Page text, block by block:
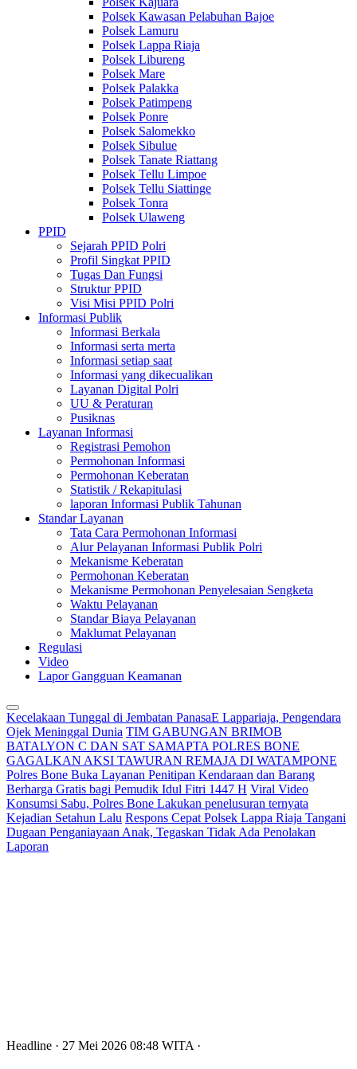
Polsek Kawasan Pelabuhan Bajoe
Polsek Lamuru
Polsek Lappa Riaja
Polsek Libureng
Polsek Mare
Polsek Palakka
Polsek Patimpeng
Polsek Ponre
Polsek Salomekko
Polsek Sibulue
Polsek Tanate Riattang
Polsek Tellu Limpoe
Polsek Tellu Siattinge
Polsek Tonra
Polsek Ulaweng
PPID
Sejarah PPID Polri
Profil Singkat PPID
Tugas Dan Fungsi
Struktur PPID
Visi Misi PPID Polri
Informasi Publik
Informasi Berkala
Informasi serta merta
Informasi setiap saat
Informasi yang dikecualikan
Layanan Digital Polri
UU & Peraturan
Pusiknas
Layanan Informasi
Registrasi Pemohon
Permohonan Informasi
Permohonan Keberatan
Statistik / Rekapitulasi
laporan Informasi Publik Tahunan
Standar Layanan
Tata Cara Permohonan Informasi
Alur Pelayanan Informasi Publik Polri
Mekanisme Keberatan
Permohonan Keberatan
Mekanisme Permohonan Penyelesaian Sengketa
Waktu Pelayanan
Standar Biaya Pelayanan
Maklumat Pelayanan
Regulasi
Video
Lapor Gangguan Keamanan
Kecelakaan Tunggal di Jembatan PanasaE Lappariaja, Pengendara
Ojek Meninggal Dunia TIM GABUNGAN BRIMOB
BATALYON C DAN SAT SAMAPTA POLRES BONE
GAGALKAN AKSI TAWURAN REMAJA DI WATAMPONE
Polres Bone Buka Layanan Penitipan Kendaraan dan Barang
Berharga Gratis bagi Pemudik Idul Fitri 1447 H Viral Video
Konsumsi Sabu, Polres Bone Lakukan penelusuran ternyata
Kejadian Setahun Lalu Respons Cepat Polsek Lappa Riaja Tangani
Dugaan Penganiayaan Anak, Tegaskan Tidak Ada Penolakan
Laporan
Headline · 27 Mei 2026 08:48 WITA ·